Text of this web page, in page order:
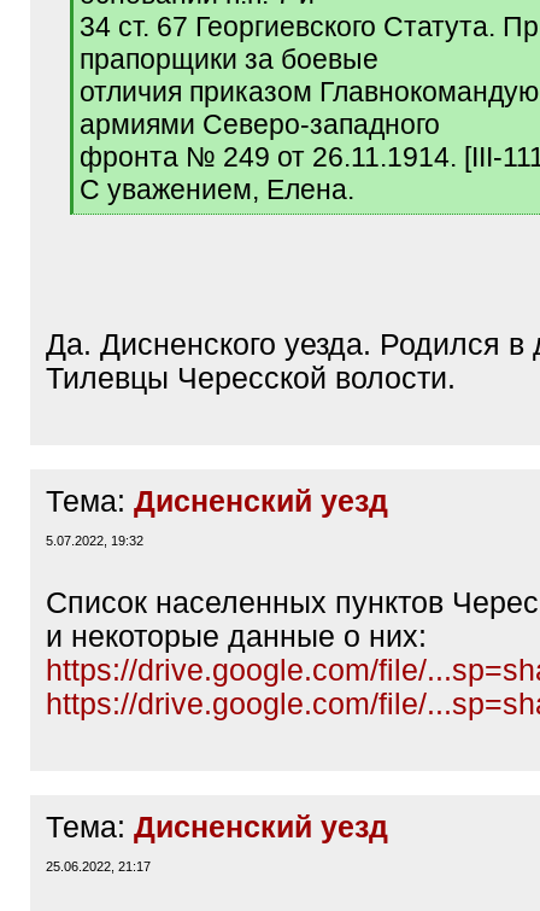
34 ст. 67 Георгиевского Статута.
прапорщики за боевые
отличия приказом
армиями Северо-западного
фронта № 249 от 26.11.1914. [III-
С уважением, Елена.
[
Да. Дисненского уезда. Родился в
Тилевцы Чересской волости.
Тема: Дисненский уезд
5.07.2022, 19:32
Список населенных пунктов
и некоторые данные о них:
https://drive.google.com/file/
https://drive.google.com/file/
Тема: Дисненский уезд
25.06.2022, 21:17